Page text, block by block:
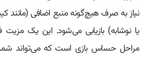
نیاز به صرف هیچ‌گونه منبع اضافی (مانند
یا نوشابه) بازیابی می‌شود. این یک مزیت
مراحل حساس بازی است که می‌تواند